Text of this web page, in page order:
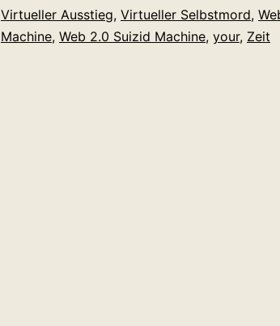
Virtueller Ausstieg, Virtueller Selbstmord,
Machine, Web 2.0 Suizid Machine, your, Zeit